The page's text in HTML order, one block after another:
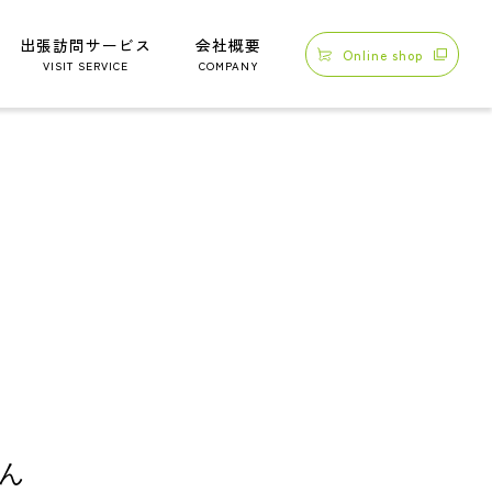
出張訪問サービス
VISIT SERVICE
会社概要
COMPANY
Online shop